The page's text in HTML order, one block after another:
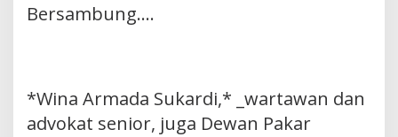
Bersambung….
*Wina Armada Sukardi,* _wartawan dan
advokat senior, juga Dewan Pakar